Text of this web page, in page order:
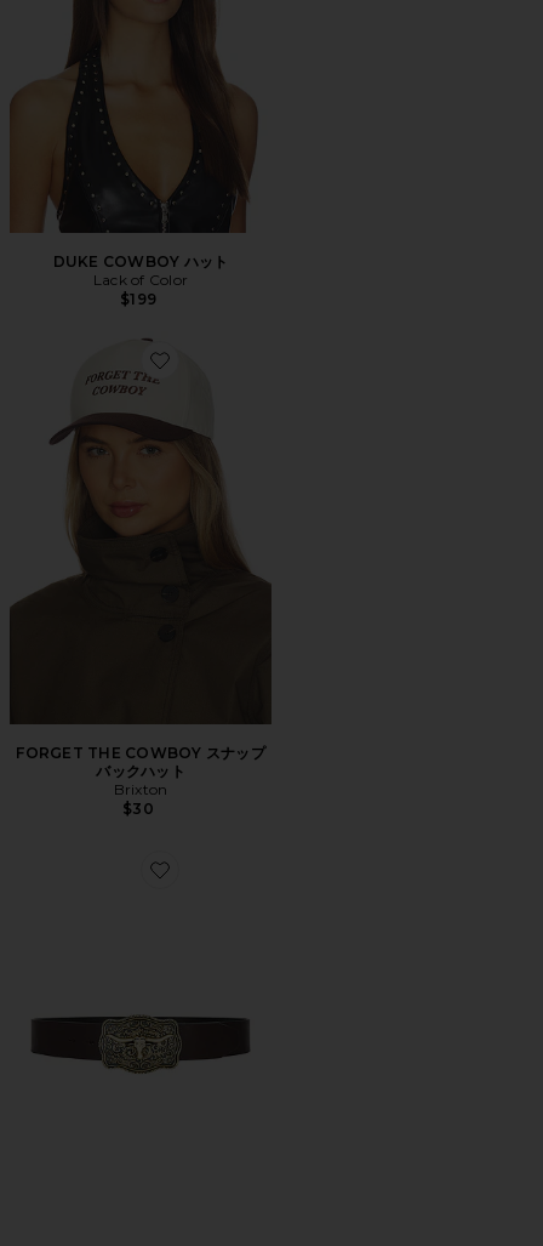
DUKE COWBOY ハット
Lack of Color
$199
Favorite FORGET THE COWBOY スナップバックハット
FORGET THE COWBOY スナップ
バックハット
Brixton
$30
Favorite ベルト